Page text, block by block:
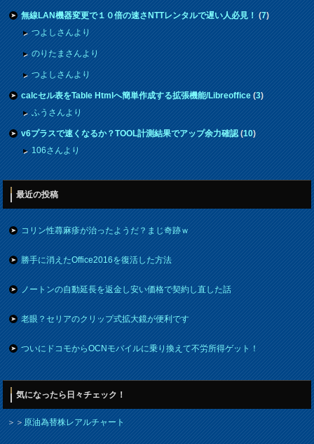
無線LAN機器変更で１０倍の速さNTTレンタルで遅い人必見！(7)
つよしさんより
のりたまさんより
つよしさんより
calcセル表をTable Htmlへ簡単作成する拡張機能/Libreoffice(3)
ふうさんより
v6プラスで速くなるか？TOOL計測結果でアップ余力確認(10)
106さんより
最近の投稿
コリン性蕁麻疹が治ったようだ？まじ奇跡ｗ
勝手に消えたOffice2016を復活した方法
ノートンの自動延長を返金し安い価格で契約し直した話
老眼？セリアのクリップ式拡大鏡が便利です
ついにドコモからOCNモバイルに乗り換えて不労所得ゲット！
気になったら日々チェック！
＞＞原油為替株レアルチャート